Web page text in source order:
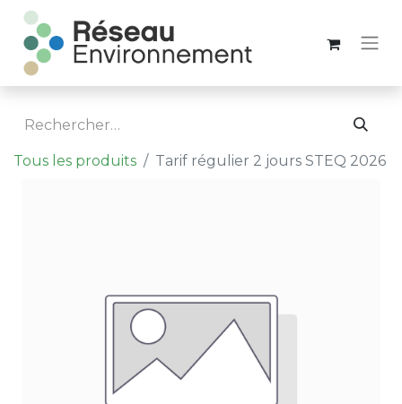
Tous les produits Tarif régulier 2 jours STEQ 2026